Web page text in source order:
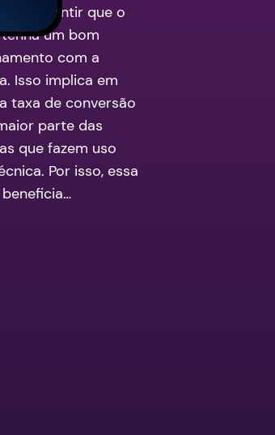
de garantir que o
um bom
com a
Isso implica em
taxa de conversão
parte das
que fazem uso
Por isso, essa